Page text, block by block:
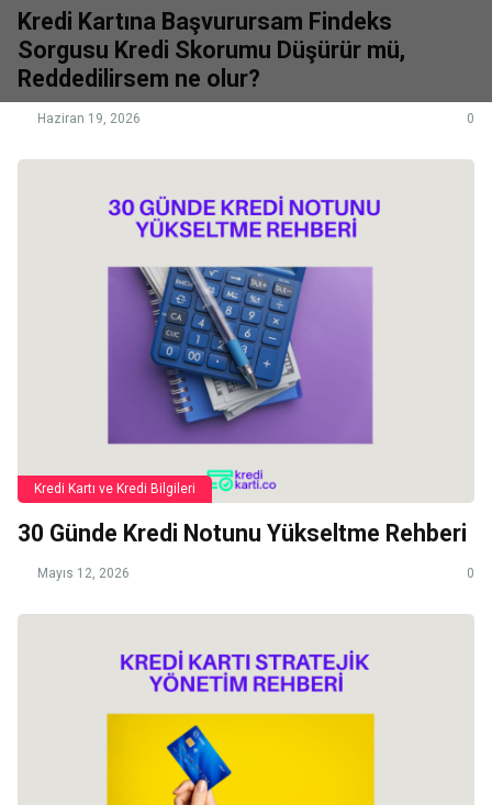
Kredi Kartına Başvurursam Findeks
Sorgusu Kredi Skorumu Düşürür mü,
Reddedilirsem ne olur?
Haziran 19, 2026 0
Kredi Kartı ve Kredi Bilgileri
30 Günde Kredi Notunu Yükseltme Rehberi
Mayıs 12, 2026 0